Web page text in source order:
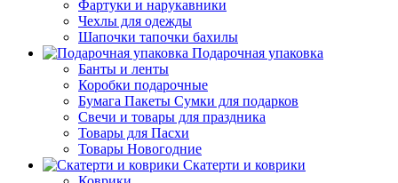
Фартуки и нарукавники
Чехлы для одежды
Шапочки тапочки бахилы
Подарочная упаковка
Банты и ленты
Коробки подарочные
Бумага Пакеты Сумки для подарков
Свечи и товары для праздника
Товары для Пасхи
Товары Новогодние
Скатерти и коврики